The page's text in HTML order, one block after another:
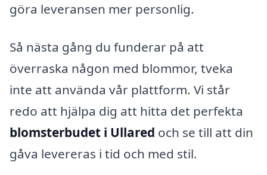
göra leveransen mer personlig.
Så nästa gång du funderar på att
överraska någon med blommor, tveka
inte att använda vår plattform. Vi står
redo att hjälpa dig att hitta det perfekta
blomsterbudet i Ullared och se till att din
gåva levereras i tid och med stil.